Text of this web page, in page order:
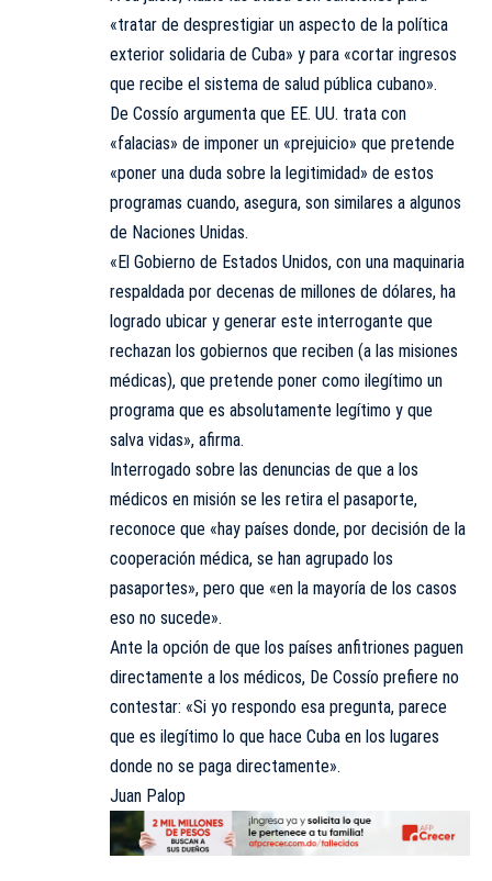
«tratar de desprestigiar un aspecto de la política
exterior solidaria de Cuba» y para «cortar ingresos
que recibe el sistema de salud pública cubano».
De Cossío argumenta que EE. UU. trata con
«falacias» de imponer un «prejuicio» que pretende
«poner una duda sobre la legitimidad» de estos
programas cuando, asegura, son similares a algunos
de Naciones Unidas.
«El Gobierno de Estados Unidos, con una maquinaria
respaldada por decenas de millones de dólares, ha
logrado ubicar y generar este interrogante que
rechazan los gobiernos que reciben (a las misiones
médicas), que pretende poner como ilegítimo un
programa que es absolutamente legítimo y que
salva vidas», afirma.
Interrogado sobre las denuncias de que a los
médicos en misión se les retira el pasaporte,
reconoce que «hay países donde, por decisión de la
cooperación médica, se han agrupado los
pasaportes», pero que «en la mayoría de los casos
eso no sucede».
Ante la opción de que los países anfitriones paguen
directamente a los médicos, De Cossío prefiere no
contestar: «Si yo respondo esa pregunta, parece
que es ilegítimo lo que hace Cuba en los lugares
donde no se paga directamente».
Juan Palop